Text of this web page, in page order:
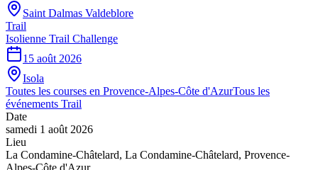
Saint Dalmas Valdeblore
Trail
Isolienne Trail Challenge
15 août 2026
Isola
Toutes les courses en Provence-Alpes-Côte d'AzurTous les
événements Trail
Date
samedi 1 août 2026
Lieu
La Condamine-Châtelard, La Condamine-Châtelard, Provence-
Alpes-Côte d'Azur